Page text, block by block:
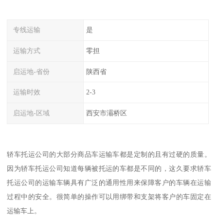
专线运输 是
运输方式 零担
启运地-省份 陕西省
运输时效 2-3
启运地-区域 西安市灞桥区
轿车托运公司的大部分商品车运输车都是定制的且有过硬的质量。
因为轿车托运公司知道每辆被托运的车都是不同的，这久要求轿车
托运公司的运输车辆具有广泛的通用性用来保障客户的车辆在运输
过程中的安全。很简单的操作可以用绑带和支架将客户的车固定在
运输车上。